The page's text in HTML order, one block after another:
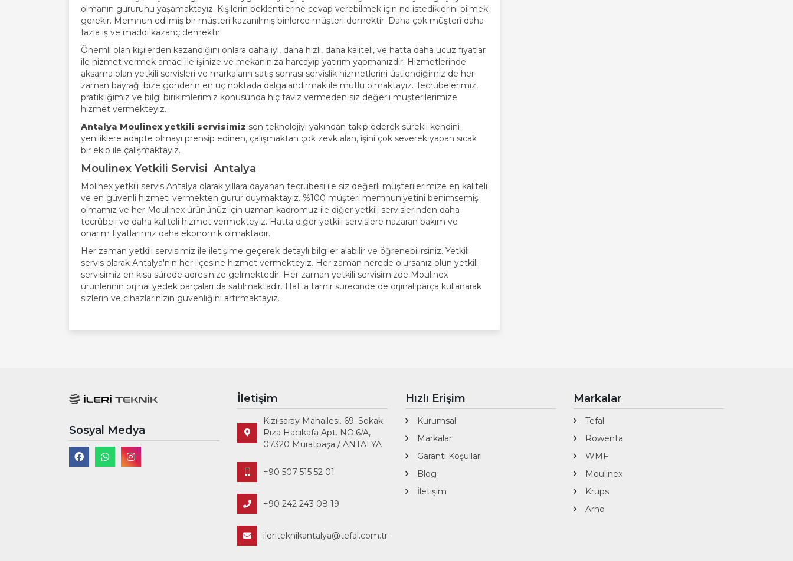
olmanın gururunu yaşamaktayız. Kişilerin beklentilerine cevap verebilmek için ne istediklerini bilmek
gerekir. Memnun edilmiş bir müşteri kazanılmış binlerce müşteri demektir. Daha çok müşteri daha
fazla iş ve maddi kazanç demektir.
Önemli olan kişilerden kazandığını onlara daha iyi, daha hızlı, daha kaliteli, ve hatta daha ucuz fiyatlar
ile hizmet vermek amacı ile işinize ve mekanınıza harcayıp yatırım yapmanızdır. Hizmetlerinde
aksama olan yetkili servisleri ve markaların satış sonrası servislik hizmetlerini üstlendiğimiz de her
zaman bayrağı bize gönderin en uç noktada dalgalandırmak ile mutlu olmaktayız. Tecrübelerimiz,
pratikliğimiz ve bilgi birikimlerimiz konusunda hiç taviz vermeden siz değerli müşterilerimize
hizmet vermekteyiz.
Antalya Moulinex yetkili servisimiz son teknolojiyi yakından takip ederek sürekli kendini
yeniliklere adapte olmayı prensip edinen, çalışmaktan çok zevk alan, işini çok severek yapan sıcak
bir ekip ile çalışmaktayız.
Moulinex Yetkili Servisi Antalya
Molinex yetkili servis Antalya olarak yıllara dayanan tecrübesi ile siz değerli müşterilerimize en kaliteli
ve en güvenli hizmeti vermekten gurur duymaktayız. %100 müşteri memnuniyetini benimsemiş
olmamız ve her Moulinex ürününüz için uzman kadromuz ile diğer yetkili servislerinden daha
tecrübeli ve daha kaliteli hizmet vermekteyiz. Hatta diğer yetkili servislere nazaran bakım ve
onarım fiyatlarımız daha ekonomik olmaktadır.
Her zaman yetkili servisimiz ile iletişime geçerek detaylı bilgiler alabilir ve öğrenebilirsiniz. Yetkili
servis olarak Antalya'nın her ilçesine hizmet vermekteyiz. Her zaman nerede olursanız olun yetkili
servisimiz en kısa sürede adresinize gelmektedir. Her zaman yetkili servisimizde Moulinex
ürünlerinin orjinal yedek parçaları da satılmaktadır. Hatta tamir sürecinde de orjinal parça kullanarak
sizlerin ve cihazlarınızın güvenliğini artırmaktayız.
Sosyal Medya
İletişim
Kızılsaray Mahallesi. 69. Sokak
Rıza Hacıkafa Apt. NO:6/A,
07320 Muratpaşa / ANTALYA
+90 507 515 52 01
+90 242 243 08 19
ileriteknikantalya@tefal.com.tr
Hızlı Erişim
Kurumsal
Markalar
Garanti Koşulları
Blog
İletişim
Markalar
Tefal
Rowenta
WMF
Moulinex
Krups
Arno